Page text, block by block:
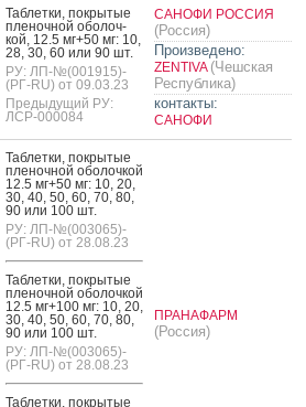
Таб­летки, пок­ры­тые
пле­ноч­ной обо­лоч­
кой, 12.5 мг+50 мг: 10,
28, 30, 60 или 90 шт.
РУ: ЛП-№(001915)-
(РГ-RU) от 09.03.23
Предыдущий РУ:
ЛСР-000084
САНОФИ РОССИЯ
(Россия)
Произведено:
ZENTIVA (Чешская
Республика)
контакты:
САНОФИ
Таб­летки, пок­ры­тые
пле­ноч­ной обо­лоч­кой
12.5 мг+50 мг: 10, 20,
30, 40, 50, 60, 70, 80,
90 или 100 шт.
РУ: ЛП-№(003065)-
(РГ-RU) от 28.08.23
Таб­летки, пок­ры­тые
пле­ноч­ной обо­лоч­кой
12.5 мг+100 мг: 10, 20,
30, 40, 50, 60, 70, 80,
90 или 100 шт.
РУ: ЛП-№(003065)-
(РГ-RU) от 28.08.23
Таб­летки, пок­ры­тые
ПРАНАФАРМ
(Россия)